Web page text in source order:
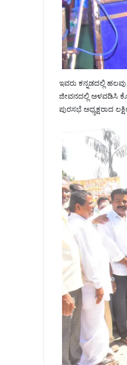
ಇವರು ಕನ್ನಡದಲ್ಲಿ ಹಲವು
ಜೀವನದಲ್ಲಿ ಅಳವಡಿಸಿ
ಪುರಸಭೆ ಅಧ್ಯಕ್ಷರಾದ